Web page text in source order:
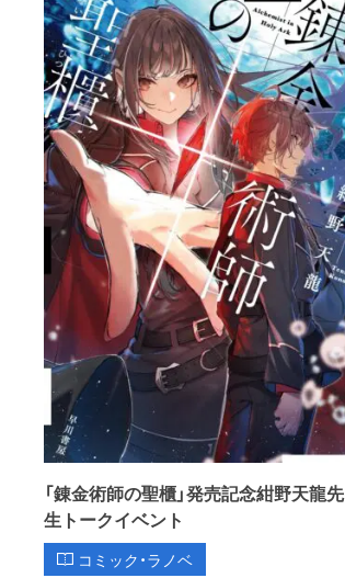
「錬金術師の聖櫃」発売記念紺野天龍先
生トークイベント
コミック・ラノベ